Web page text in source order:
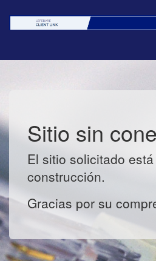
Sitio sin
El sitio solicitado
construcción.
Gracias por su